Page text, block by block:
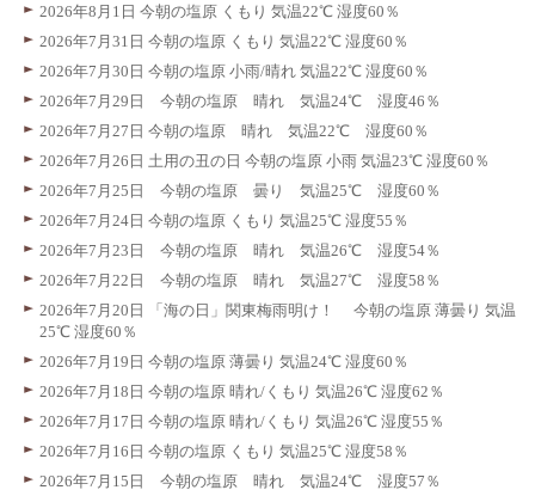
2026年8月1日 今朝の塩原 くもり 気温22℃ 湿度60％
2026年7月31日 今朝の塩原 くもり 気温22℃ 湿度60％
2026年7月30日 今朝の塩原 小雨/晴れ 気温22℃ 湿度60％
2026年7月29日 今朝の塩原 晴れ 気温24℃ 湿度46％
2026年7月27日 今朝の塩原 晴れ 気温22℃ 湿度60％
2026年7月26日 土用の丑の日 今朝の塩原 小雨 気温23℃ 湿度60％
2026年7月25日 今朝の塩原 曇り 気温25℃ 湿度60％
2026年7月24日 今朝の塩原 くもり 気温25℃ 湿度55％
2026年7月23日 今朝の塩原 晴れ 気温26℃ 湿度54％
2026年7月22日 今朝の塩原 晴れ 気温27℃ 湿度58％
2026年7月20日 「海の日」関東梅雨明け！ 今朝の塩原 薄曇り 気温
25℃ 湿度60％
2026年7月19日 今朝の塩原 薄曇り 気温24℃ 湿度60％
2026年7月18日 今朝の塩原 晴れ/くもり 気温26℃ 湿度62％
2026年7月17日 今朝の塩原 晴れ/くもり 気温26℃ 湿度55％
2026年7月16日 今朝の塩原 くもり 気温25℃ 湿度58％
2026年7月15日 今朝の塩原 晴れ 気温24℃ 湿度57％